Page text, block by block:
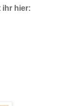
ihr hier: